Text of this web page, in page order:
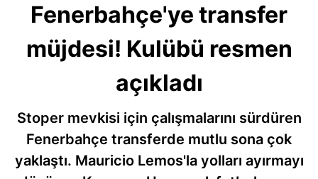
Fenerbahçe'ye transfer
müjdesi! Kulübü resmen
açıkladı
Stoper mevkisi için çalışmalarını sürdüren
Fenerbahçe transferde mutlu sona çok
yaklaştı. Mauricio Lemos'la yolları ayırmayı